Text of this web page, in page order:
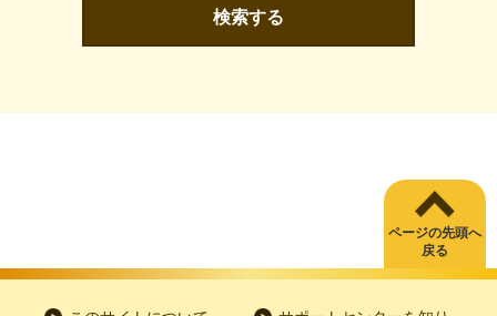
検索する
ページの先頭へ
戻る